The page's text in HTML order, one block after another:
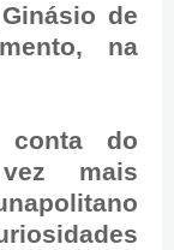
de
na
do
mais